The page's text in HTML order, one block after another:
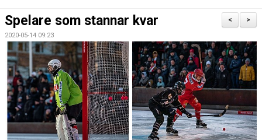
MATCHER
TRUPPEN
BILDGALLERI
KONTAKT
>
<
Spelare som stannar kvar
2020-05-14 09:23